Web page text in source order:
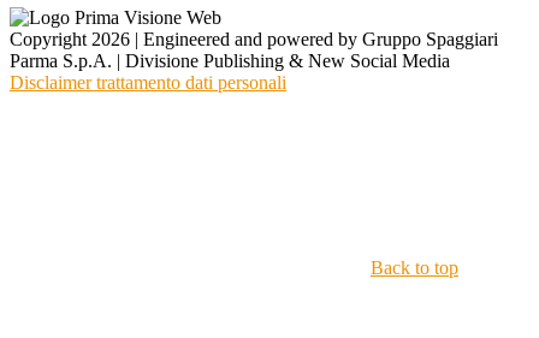
Copyright 2026 | Engineered and powered by Gruppo Spaggiari
Parma S.p.A. | Divisione Publishing & New Social Media
Disclaimer trattamento dati personali
Back to top